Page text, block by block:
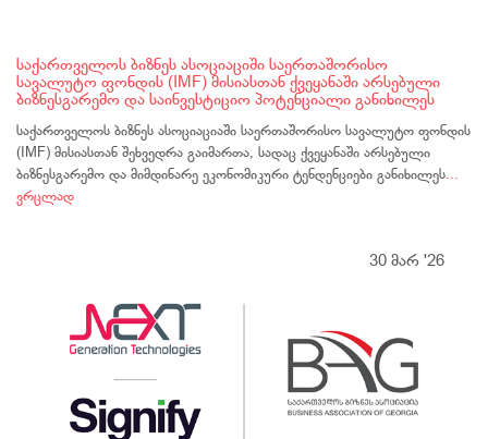
საქართველოს ბიზნეს ასოციაციში საერთაშორისო
სავალუტო ფონდის (IMF) მისიასთან ქვეყანაში არსებული
ბიზნესგარემო და საინვესტიციო პოტენციალი განიხილეს
საქართველოს ბიზნეს ასოციაციაში საერთაშორისო სავალუტო ფონდის
(IMF) მისიასთან შეხვედრა გაიმართა, სადაც ქვეყანაში არსებული
ბიზნესგარემო და მიმდინარე ეკონომიკური ტენდენციები განიხილეს...
ვრცლად
30 მარ '26